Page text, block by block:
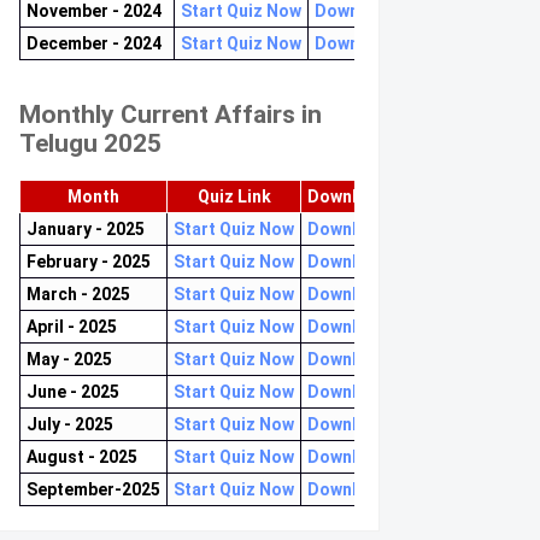
November - 2024 Start Quiz Now
Download now
December - 2024
Start Quiz Now Download now
Monthly Current Affairs in
Telugu 2025
Month Quiz Link
Download PDF
January - 2025
Start Quiz Now
Download now
February - 2025
Start Quiz Now
Download now
March - 2025
Start Quiz Now
Download now
April - 2025
Start Quiz Now
Download now
May - 2025
Start Quiz Now
Download now
June - 2025
Start Quiz Now
Download now
July - 2025
Start Quiz Now
Download now
August - 2025
Start Quiz Now
Download now
September-2025
Start Quiz Now Download now